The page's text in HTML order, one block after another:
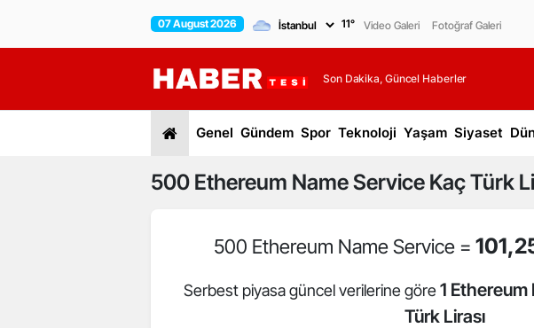
07 August 2026 11° Video Galeri Fotoğraf Galeri
Son Dakika, Güncel Haberler
Genel Gündem Spor Teknoloji Yaşam Siyaset
500 Ethereum Name Service Kaç Türk
500 Ethereum Name Service =
Serbest piyasa güncel verilerine göre1
Türk Lirası